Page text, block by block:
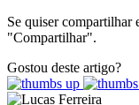
Se quiser compartilhar
"Compartilhar".
Gostou deste artigo?